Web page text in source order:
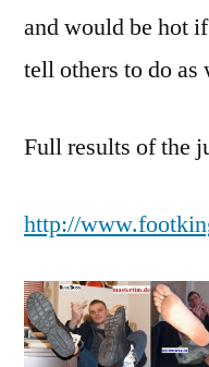
and would be hot
tell others to do as
Full results of the
http://